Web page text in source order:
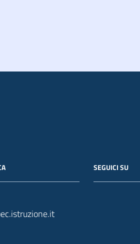
SEGUICI SU